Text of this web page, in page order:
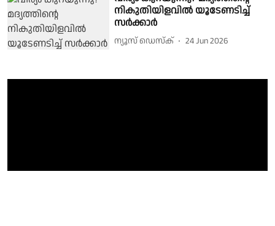
നികുതിയിളവിൽ യൂടേണടിച്ച്
സർക്കാർ
ന്യൂസ് ഡെസ്ക് 24 Jun 2026